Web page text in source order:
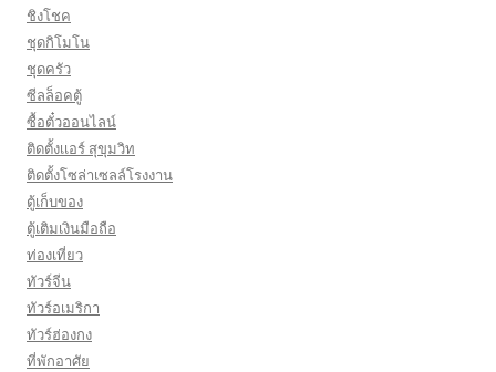
ชิงโชค
ชุดกิโมโน
ชุดครัว
ซีลล็อคตู้
ซื้อตั๋วออนไลน์
ติดตั้งเเอร์ สุขุมวิท
ติดตั้งโซล่าเซลล์โรงงาน
ตู้เก็บของ
ตู้เติมเงินมือถือ
ท่องเที่ยว
ทัวร์จีน
ทัวร์อเมริกา
ทัวร์ฮ่องกง
ที่พักอาศัย